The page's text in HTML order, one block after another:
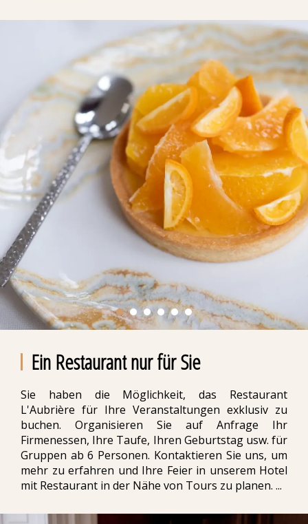
Ein Restaurant nur für Sie
Sie haben die Möglichkeit, das Restaurant
L'Aubrière für Ihre Veranstaltungen exklusiv zu
buchen. Organisieren Sie auf Anfrage Ihr
Firmenessen, Ihre Taufe, Ihren Geburtstag usw. für
Gruppen ab 6 Personen. Kontaktieren Sie uns, um
mehr zu erfahren und Ihre Feier in unserem Hotel
mit Restaurant in der Nähe von Tours zu planen. ...